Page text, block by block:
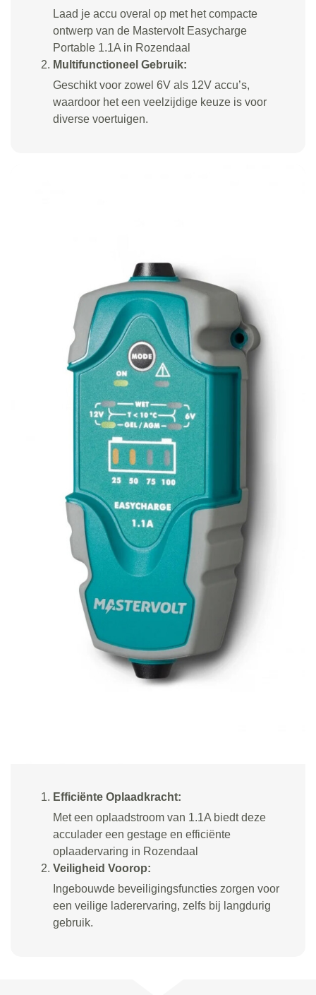
Laad je accu overal op met het compacte
ontwerp van de Mastervolt Easycharge
Portable 1.1A in Rozendaal
Multifunctioneel Gebruik:
Geschikt voor zowel 6V als 12V accu’s,
waardoor het een veelzijdige keuze is voor
diverse voertuigen.
Efficiënte Oplaadkracht:
Met een oplaadstroom van 1.1A biedt deze
acculader een gestage en efficiënte
oplaadervaring in Rozendaal
Veiligheid Voorop:
Ingebouwde beveiligingsfuncties zorgen voor
een veilige laderervaring, zelfs bij langdurig
gebruik.